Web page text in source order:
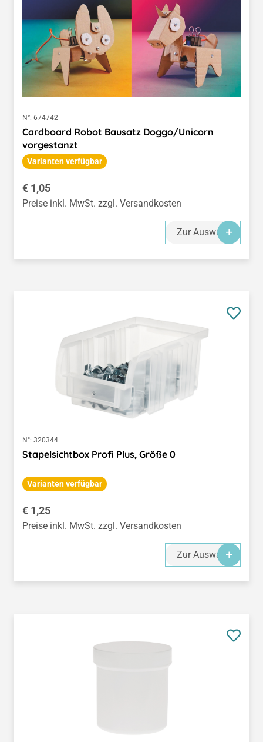
N°: 674742
Cardboard Robot Bausatz Doggo/Unicorn
vorgestanzt
Varianten verfügbar
Regulärer Preis:
€ 1,05
Preise inkl. MwSt. zzgl. Versandkosten
Zur Auswahl
N°: 320344
Stapelsichtbox Profi Plus, Größe 0
Varianten verfügbar
Regulärer Preis:
€ 1,25
Preise inkl. MwSt. zzgl. Versandkosten
Zur Auswahl